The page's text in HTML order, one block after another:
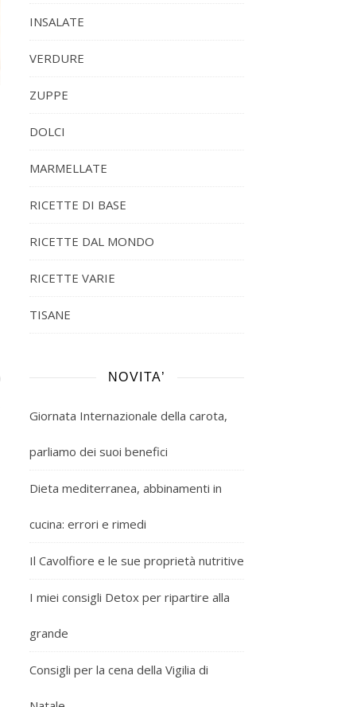
INSALATE
VERDURE
ZUPPE
DOLCI
MARMELLATE
RICETTE DI BASE
RICETTE DAL MONDO
RICETTE VARIE
TISANE
NOVITA’
Giornata Internazionale della carota,
parliamo dei suoi benefici
Dieta mediterranea, abbinamenti in
cucina: errori e rimedi
Il Cavolfiore e le sue proprietà nutritive
I miei consigli Detox per ripartire alla
grande
Consigli per la cena della Vigilia di